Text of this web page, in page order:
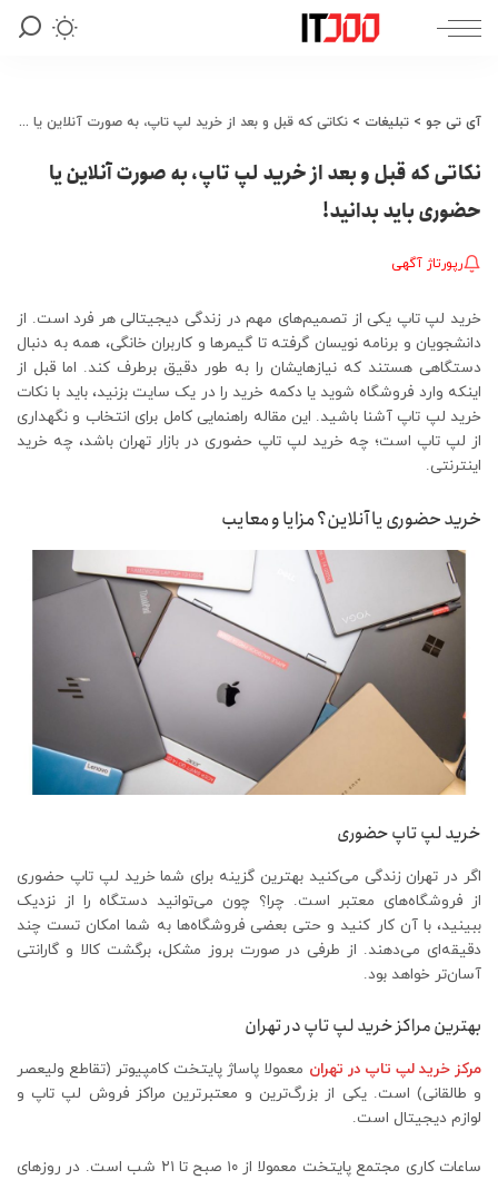
آی تی جو > تبلیغات > نکاتی که قبل و بعد از خرید لپ تاپ، به صورت آنلاین یا حضوری باید بدانید!
نکاتی که قبل و بعد از خرید لپ تاپ، به صورت آنلاین یا
حضوری باید بدانید!
رپورتاژ آگهی
خرید لپ‌ تاپ یکی از تصمیم‌های مهم در زندگی دیجیتالی هر فرد است. از
دانشجویان و برنامه‌ نویسان گرفته تا گیمرها و کاربران خانگی، همه به دنبال
دستگاهی هستند که نیازهایشان را به طور دقیق برطرف کند. اما قبل از
اینکه وارد فروشگاه شوید یا دکمه خرید را در یک سایت بزنید، باید با نکات
خرید لپ تاپ آشنا باشید. این مقاله راهنمایی کامل برای انتخاب و نگهداری
از لپ‌ تاپ است؛ چه خرید لپ تاپ حضوری در بازار تهران باشد، چه خرید
اینترنتی.
خرید حضوری یا آنلاین؟ مزایا و معایب
خرید لپ تاپ حضوری
اگر در تهران زندگی می‌کنید بهترین گزینه برای شما خرید لپ تاپ حضوری
از فروشگاه‌های معتبر است. چرا؟ چون می‌توانید دستگاه را از نزدیک
ببینید، با آن کار کنید و حتی بعضی فروشگاه‌ها به شما امکان تست چند
دقیقه‌ای می‌دهند. از طرفی در صورت بروز مشکل، برگشت کالا و گارانتی
آسان‌تر خواهد بود.
بهترین مراکز خرید لپ تاپ در تهران
مرکز خرید لپ تاپ در تهران معمولا پاساژ پایتخت کامپیوتر (تقاطع ولیعصر
و طالقانی) است. یکی از بزرگ‌ترین و معتبرترین مراکز فروش لپ‌ تاپ و
لوازم دیجیتال است.
ساعات کاری مجتمع پایتخت معمولا از ۱۰ صبح تا ۲۱ شب است. در روزهای